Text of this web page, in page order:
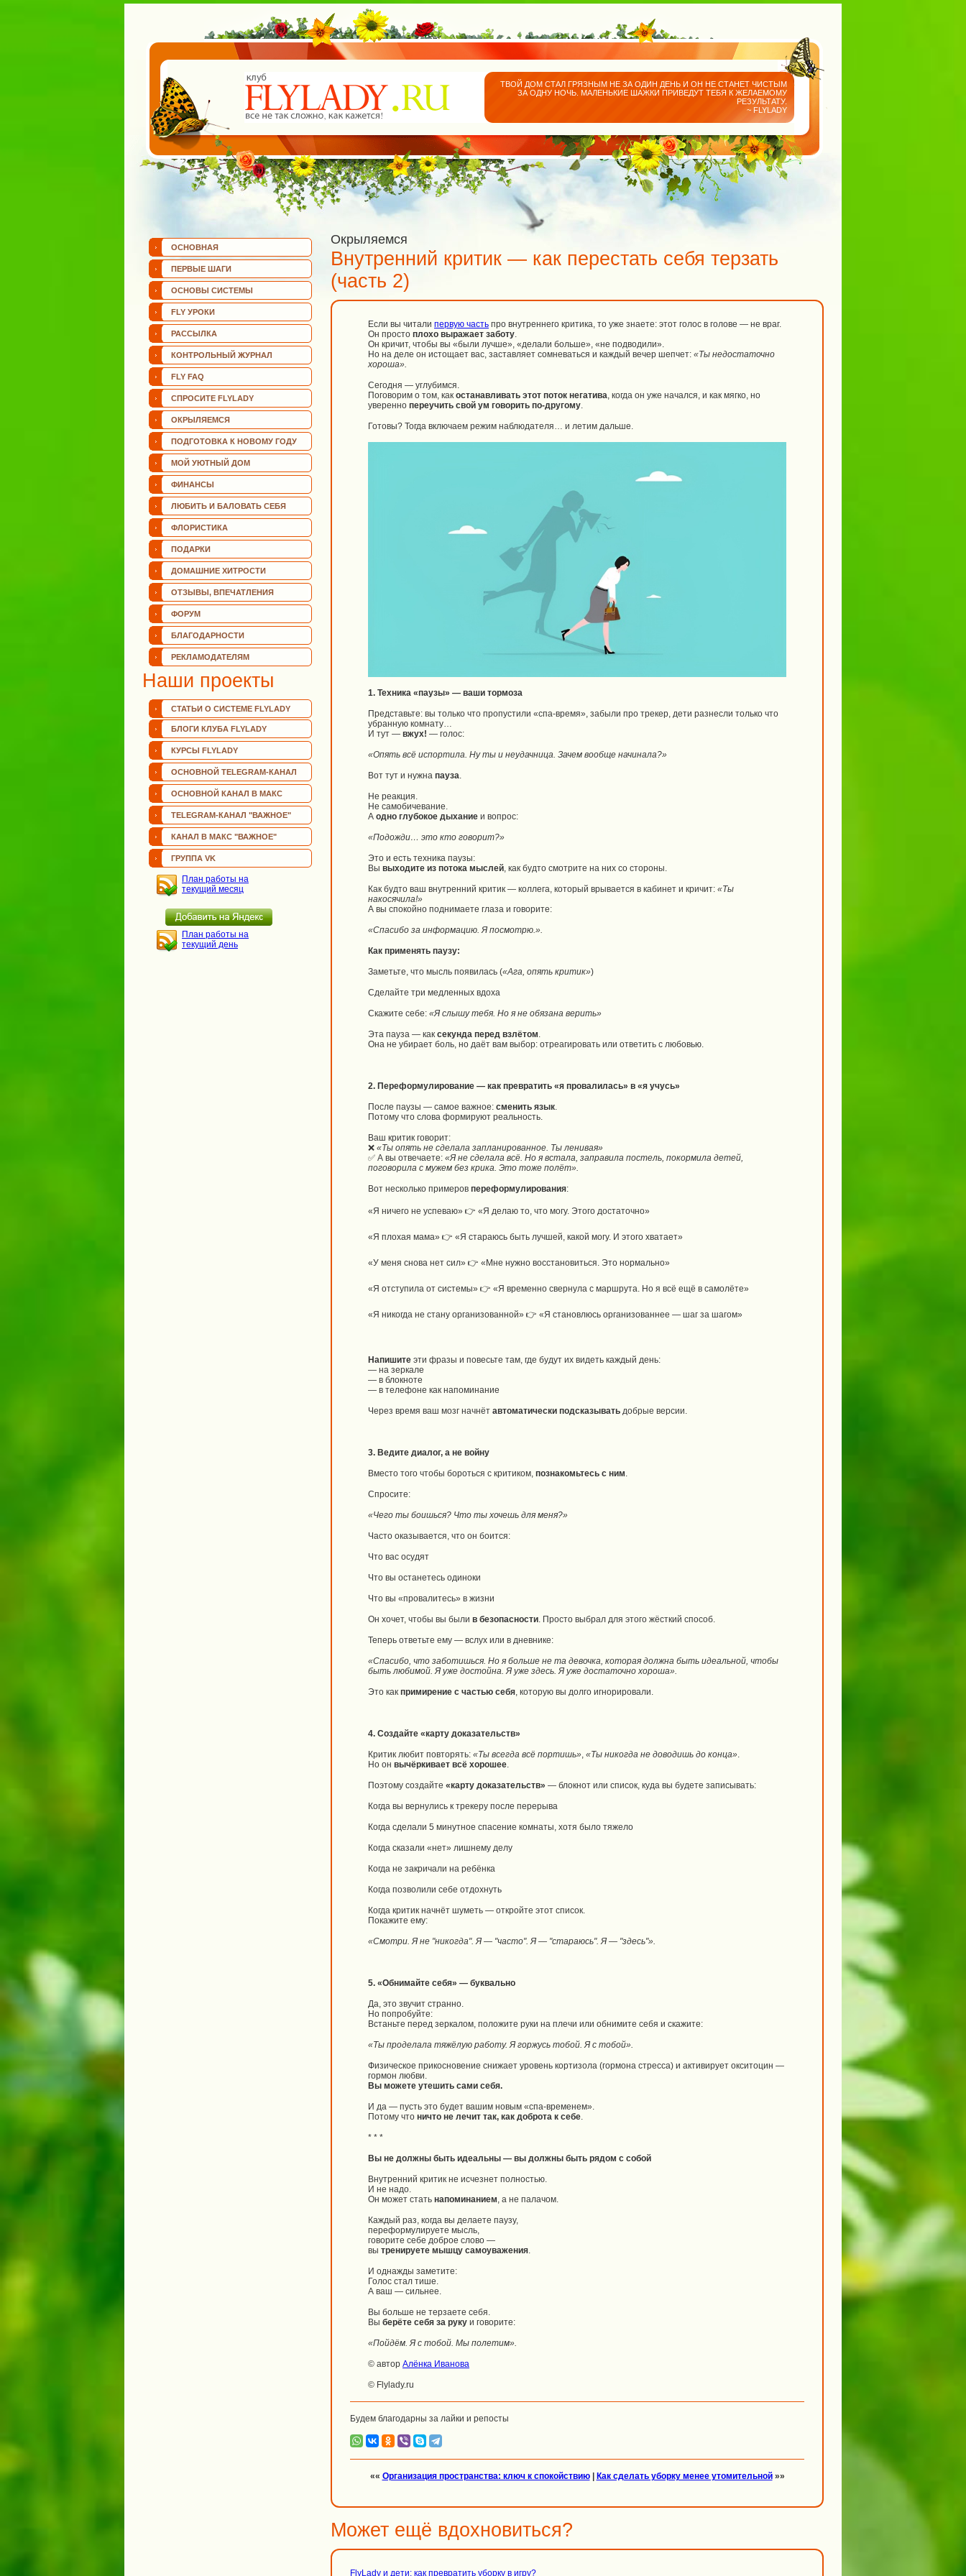
ТВОЙ ДОМ СТАЛ ГРЯЗНЫМ НЕ ЗА ОДИН ДЕНЬ И ОН НЕ СТАНЕТ ЧИСТЫМ
ЗА ОДНУ НОЧЬ. МАЛЕНЬКИЕ ШАЖКИ ПРИВЕДУТ ТЕБЯ К ЖЕЛАЕМОМУ
РЕЗУЛЬТАТУ.
~ FLYLADY
ОСНОВНАЯ
ПЕРВЫЕ ШАГИ
ОСНОВЫ СИСТЕМЫ
FLY УРОКИ
РАССЫЛКА
КОНТРОЛЬНЫЙ ЖУРНАЛ
FLY FAQ
СПРОСИТЕ FLYLADY
ОКРЫЛЯЕМСЯ
ПОДГОТОВКА К НОВОМУ ГОДУ
МОЙ УЮТНЫЙ ДОМ
ФИНАНСЫ
ЛЮБИТЬ И БАЛОВАТЬ СЕБЯ
ФЛОРИСТИКА
ПОДАРКИ
ДОМАШНИЕ ХИТРОСТИ
ОТЗЫВЫ, ВПЕЧАТЛЕНИЯ
ФОРУМ
БЛАГОДАРНОСТИ
РЕКЛАМОДАТЕЛЯМ
Наши проекты
СТАТЬИ О СИСТЕМЕ FLYLADY
БЛОГИ КЛУБА FLYLADY
КУРСЫ FLYLADY
ОСНОВНОЙ TELEGRAM-КАНАЛ
ОСНОВНОЙ КАНАЛ В МАКС
TELEGRAM-КАНАЛ "ВАЖНОЕ"
КАНАЛ В МАКС "ВАЖНОЕ"
ГРУППА VK
План работы на
текущий месяц
План работы на
текущий день
Окрыляемся
Внутренний критик — как перестать себя терзать
(часть 2)
Если вы читали первую часть про внутреннего критика, то уже знаете: этот голос в голове — не враг.
Он просто плохо выражает заботу.
Он кричит, чтобы вы «были лучше», «делали больше», «не подводили».
Но на деле он истощает вас, заставляет сомневаться и каждый вечер шепчет: «Ты недостаточно
хороша».
Сегодня — углубимся.
Поговорим о том, как останавливать этот поток негатива, когда он уже начался, и как мягко, но
уверенно переучить свой ум говорить по-другому.
Готовы? Тогда включаем режим наблюдателя… и летим дальше.
1. Техника «паузы» — ваши тормоза
Представьте: вы только что пропустили «спа-время», забыли про трекер, дети разнесли только что
убранную комнату…
И тут — вжух! — голос:
«Опять всё испортила. Ну ты и неудачница. Зачем вообще начинала?»
Вот тут и нужна пауза
Не реакция.
Не самобичевание.
А одно глубокое дыхание и вопрос:
«Подожди… это кто говорит?»
Это и есть техника паузы:
Вы выходите из потока мыслей , как будто смотрите на них со стороны.
Как будто ваш внутренний критик — коллега, который врывается в кабинет и кричит: «Ты
накосячила!»
А вы спокойно поднимаете глаза и говорите:
«Спасибо за информацию. Я посмотрю.».
Как применять паузу:
Заметьте, что мысль появилась («Ага, опять критик»)
Сделайте три медленных вдоха
Скажите себе: «Я слышу тебя. Но я не обязана верить»
Эта пауза — как секунда перед взлётом
Она не убирает боль, но даёт вам выбор: отреагировать или ответить с любовью.
2. Переформулирование — как превратить «я провалилась» в «я учусь»
После паузы — самое важное: сменить язык
Потому что слова формируют реальность.
Ваш критик говорит:
❌ «Ты опять не сделала запланированное. Ты ленивая»
✅ А вы отвечаете: «Я не сделала всё. Но я встала, заправила постель, покормила детей,
поговорила с мужем без крика. Это тоже полёт».
Вот несколько примеров переформулирования:
«Я ничего не успеваю» 👉 «Я делаю то, что могу. Этого достаточно»
«Я плохая мама» 👉 «Я стараюсь быть лучшей, какой могу. И этого хватает»
«У меня снова нет сил» 👉 «Мне нужно восстановиться. Это нормально»
«Я отступила от системы» 👉 «Я временно свернула с маршрута. Но я всё ещё в самолёте»
«Я никогда не стану организованной» 👉 «Я становлюсь организованнее — шаг за шагом»
Напишите эти фразы и повесьте там, где будут их видеть каждый день:
— на зеркале
— в блокноте
— в телефоне как напоминание
Через время ваш мозг начнёт автоматически подсказывать добрые версии.
3. Ведите диалог, а не войну
Вместо того чтобы бороться с критиком, познакомьтесь с ним
Спросите:
«Чего ты боишься? Что ты хочешь для меня?»
Часто оказывается, что он боится:
Что вас осудят
Что вы останетесь одиноки
Что вы «провалитесь» в жизни
Он хочет, чтобы вы были в безопасности . Просто выбрал для этого жёсткий способ.
Теперь ответьте ему — вслух или в дневнике:
«Спасибо, что заботишься. Но я больше не та девочка, которая должна быть идеальной, чтобы
быть любимой. Я уже достойна. Я уже здесь. Я уже достаточно хороша».
Это как примирение с частью себя , которую вы долго игнорировали.
4. Создайте «карту доказательств»
Критик любит повторять: «Ты всегда всё портишь» «Ты никогда не доводишь до конца»
Но он вычёркивает всё хорошее
Поэтому создайте «карту доказательств» — блокнот или список, куда вы будете записывать:
Когда вы вернулись к трекеру после перерыва
Когда сделали 5 минутное спасение комнаты, хотя было тяжело
Когда сказали «нет» лишнему делу
Когда не закричали на ребёнка
Когда позволили себе отдохнуть
Когда критик начнёт шуметь — откройте этот список.
Покажите ему:
«Смотри. Я не "никогда". Я — "часто". Я — "стараюсь". Я — "здесь"».
5. «Обнимайте себя» — буквально
Да, это звучит странно.
Но попробуйте:
Встаньте перед зеркалом, положите руки на плечи или обнимите себя и скажите:
«Ты проделала тяжёлую работу. Я горжусь тобой. Я с тобой».
Физическое прикосновение снижает уровень кортизола (гормона стресса) и активирует окситоцин —
гормон любви.
Вы можете утешить сами себя.
И да — пусть это будет вашим новым «спа-временем».
Потому что ничто не лечит так, как доброта к себе
* * *
Вы не должны быть идеальны — вы должны быть рядом с собой
Внутренний критик не исчезнет полностью.
И не надо.
Он может стать напоминанием , а не палачом.
Каждый раз, когда вы делаете паузу,
переформулируете мысль,
говорите себе доброе слово —
вы тренируете мышцу самоуважения
И однажды заметите:
Голос стал тише.
А ваш — сильнее.
Вы больше не терзаете себя.
Вы берёте себя за руку и говорите:
«Пойдём. Я с тобой. Мы полетим».
© автор Алёнка Иванова
© Flylady.ru
Будем благодарны за лайки и репосты
«« Организация пространства: ключ к спокойствию| Как сделать уборку менее утомительной»»
Может ещё вдохновиться?
FlyLady и дети: как превратить уборку в игру?